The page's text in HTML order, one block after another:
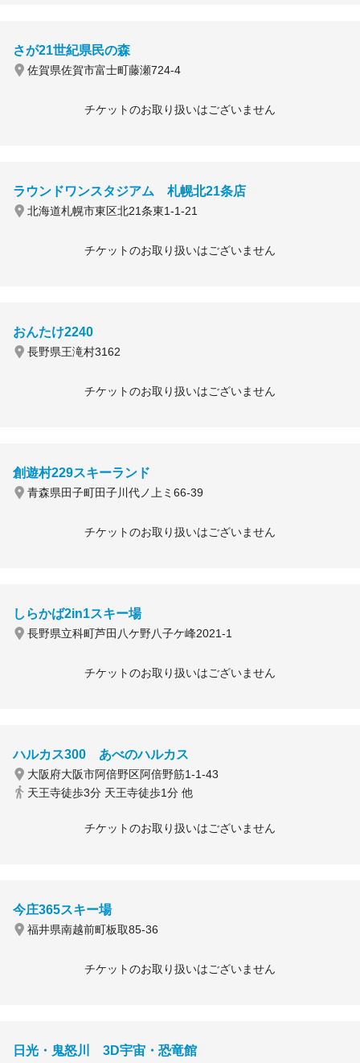
さが21世紀県民の森
佐賀県佐賀市富士町藤瀬724-4
チケットのお取り扱いはございません
ラウンドワンスタジアム 札幌北21条店
北海道札幌市東区北21条東1-1-21
チケットのお取り扱いはございません
おんたけ2240
長野県王滝村3162
チケットのお取り扱いはございません
創遊村229スキーランド
青森県田子町田子川代ノ上ミ66-39
チケットのお取り扱いはございません
しらかば2in1スキー場
長野県立科町芦田八ケ野八子ケ峰2021-1
チケットのお取り扱いはございません
ハルカス300 あべのハルカス
大阪府大阪市阿倍野区阿倍野筋1-1-43
天王寺徒歩3分 天王寺徒歩1分 他
チケットのお取り扱いはございません
今庄365スキー場
福井県南越前町板取85-36
チケットのお取り扱いはございません
日光・鬼怒川 3D宇宙・恐竜館